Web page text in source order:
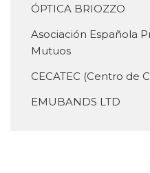
ÓPTICA BRIOZZO
Asociación Española
Mutuos
CECATEC (Centro de
EMUBANDS LTD